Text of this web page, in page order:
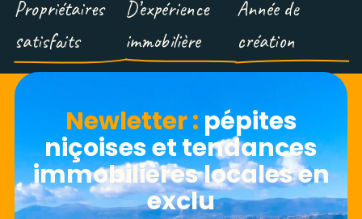
Propriétaires
satisfaits
D’expérience
immobilière
Année de
création
Newletter​ : pépites
niçoises et tendances
immobilières locales en
exclu